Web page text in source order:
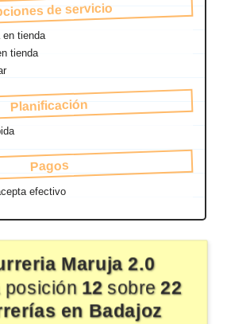
de servicio
en tienda
tienda
Planificación
Pagos
efectivo
Maruja 2.0
posición 12 sobre 22
en Badajoz